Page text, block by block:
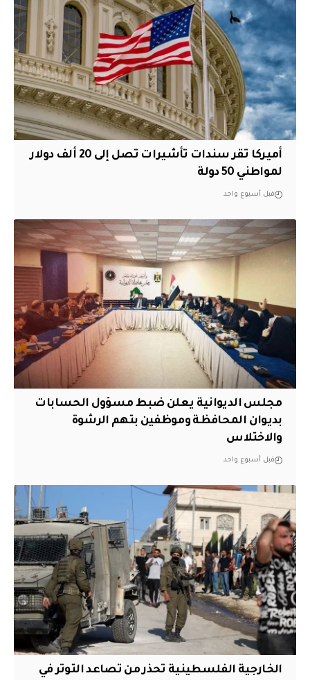
أميركا تقر سندات تأشيرات تصل إلى 20 ألف دولار
لمواطني 50 دولة
قبل أسبوع واحد
مجلس الديوانية يعلن ضبط مسؤول الحسابات
بديوان المحافظة وموظفين بتهم الرشوة
والاختلاس
قبل أسبوع واحد
الخارجية الفلسطينية تحذر من تصاعد التوتر في